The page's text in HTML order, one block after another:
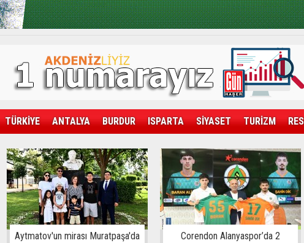
TÜRKİYE ANTALYA BURDUR ISPARTA SİYASET TURİZM
SAĞLIK EKONOMİ DÜNYA
Aytmatov'un mirası Muratpaşa'da
Corendon Alanyaspor’da 2